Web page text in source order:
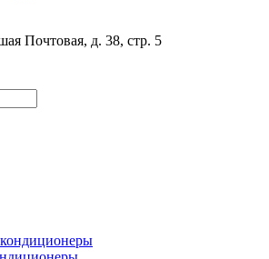
Почтовая, д. 38, стр. 5